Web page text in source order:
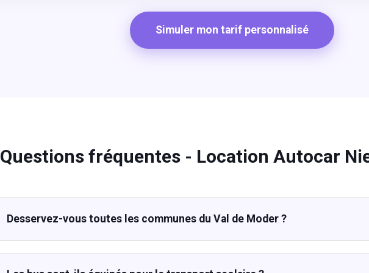
Simuler mon tarif personnalisé
Questions fréquentes - Location Autocar
Desservez-vous toutes les communes du Val de Moder ?